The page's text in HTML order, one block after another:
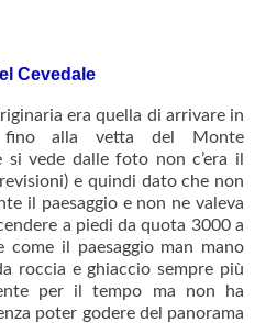
Cevedale
era quella di arrivare in
fino alla vetta del Monte
vede dalle foto non c’era il
e quindi dato che non
il paesaggio e non ne valeva
a piedi da quota 3000 a
come il paesaggio man mano
roccia e ghiaccio sempre più
per il tempo ma non ha
poter godere del panorama